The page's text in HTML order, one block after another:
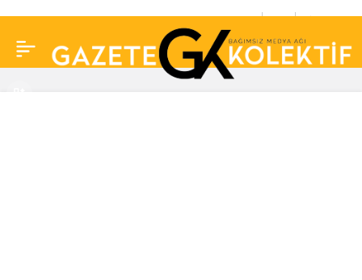
babası hayatını kaybetti